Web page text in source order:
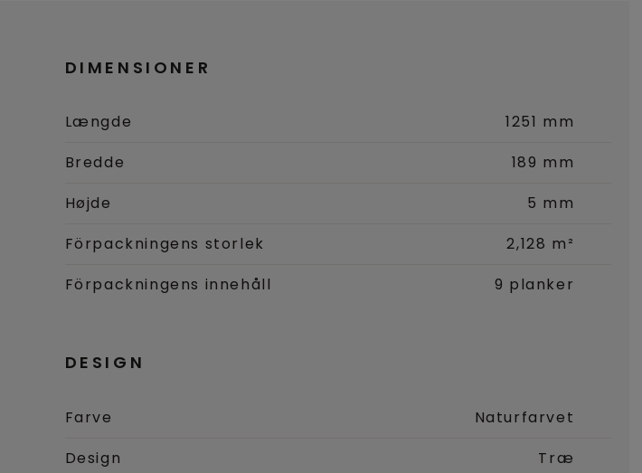
DIMENSIONER
Længde
1251 mm
Bredde
189 mm
Højde
5 mm
Förpackningens storlek
2,128 m²
Förpackningens innehåll
9 planker
DESIGN
Farve
Naturfarvet
Design
Træ